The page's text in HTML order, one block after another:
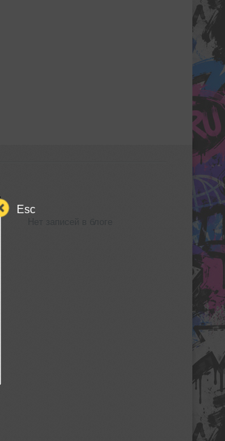
Esc